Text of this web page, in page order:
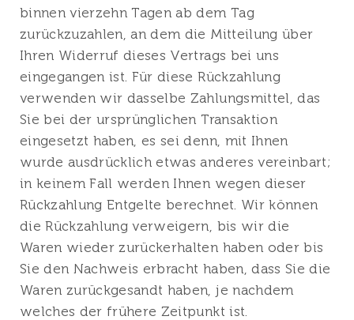
binnen vierzehn Tagen ab dem Tag
zurückzuzahlen, an dem die Mitteilung über
Ihren Widerruf dieses Vertrags bei uns
eingegangen ist. Für diese Rückzahlung
verwenden wir dasselbe Zahlungsmittel, das
Sie bei der ursprünglichen Transaktion
eingesetzt haben, es sei denn, mit Ihnen
wurde ausdrücklich etwas anderes vereinbart;
in keinem Fall werden Ihnen wegen dieser
Rückzahlung Entgelte berechnet. Wir können
die Rückzahlung verweigern, bis wir die
Waren wieder zurückerhalten haben oder bis
Sie den Nachweis erbracht haben, dass Sie die
Waren zurückgesandt haben, je nachdem
welches der frühere Zeitpunkt ist.